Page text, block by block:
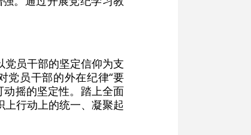
员干部的坚定信仰为支
党员干部的外在纪律“要
动摇的坚定性。踏上全面
行动上的统一、凝聚起